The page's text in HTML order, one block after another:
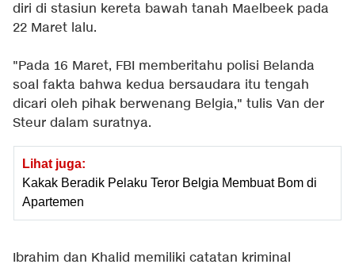
diri di stasiun kereta bawah tanah Maelbeek pada
22 Maret lalu.
"Pada 16 Maret, FBI memberitahu polisi Belanda
soal fakta bahwa kedua bersaudara itu tengah
dicari oleh pihak berwenang Belgia," tulis Van der
Steur dalam suratnya.
Lihat juga:
Kakak Beradik Pelaku Teror Belgia Membuat Bom di
Apartemen
Ibrahim dan Khalid memiliki catatan kriminal